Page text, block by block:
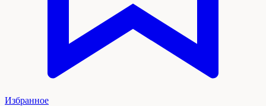
Избранное